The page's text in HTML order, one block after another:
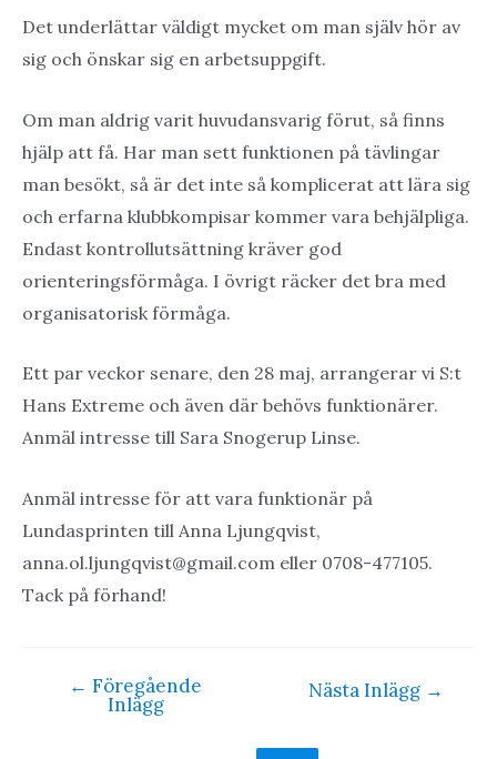
Det underlättar väldigt mycket om man själv hör av
sig och önskar sig en arbetsuppgift.
Om man aldrig varit huvudansvarig förut, så finns
hjälp att få. Har man sett funktionen på tävlingar
man besökt, så är det inte så komplicerat att lära sig
och erfarna klubbkompisar kommer vara behjälpliga.
Endast kontrollutsättning kräver god
orienteringsförmåga. I övrigt räcker det bra med
organisatorisk förmåga.
Ett par veckor senare, den 28 maj, arrangerar vi S:t
Hans Extreme och även där behövs funktionärer.
Anmäl intresse till Sara Snogerup Linse.
Anmäl intresse för att vara funktionär på
Lundasprinten till Anna Ljungqvist,
anna.ol.ljungqvist@gmail.com eller 0708-477105.
Tack på förhand!
Inläggsnavigering
← Föregående
Inlägg
Nästa Inlägg →